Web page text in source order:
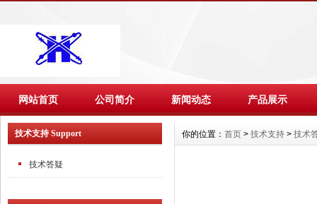
网站首页 公司简介 新闻动态 产品展示
技术支持 Support
技术答疑
你的位置： 首页 > 技术支持 > 技术